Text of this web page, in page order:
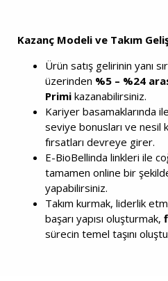
Kazanç Modeli ve Takım
Ürün satış gelirinin yanı
üzerinden %5 – %24
Primi kazanabilirsiniz.
Kariyer basamaklarında
seviye bonusları ve nesil
fırsatları devreye girer.
E-BioBellinda linkleri ile
tamamen online bir
yapabilirsiniz.
Takım kurmak, liderlik
başarı yapısı oluşturmak,
sürecin temel taşını